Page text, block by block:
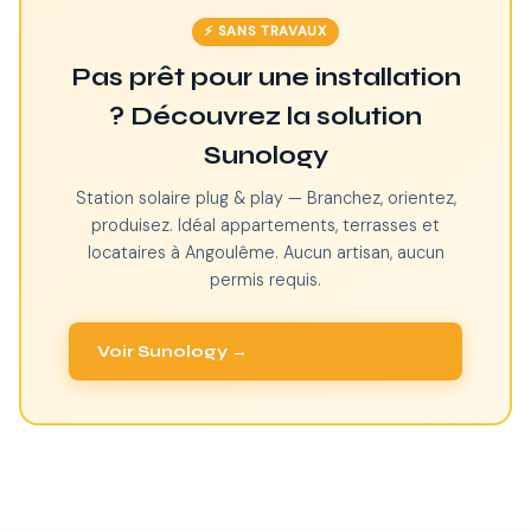
⚡ SANS TRAVAUX
Pas prêt pour une installation
? Découvrez la solution
Sunology
Station solaire plug & play — Branchez, orientez,
produisez. Idéal appartements, terrasses et
locataires à Angoulême. Aucun artisan, aucun
permis requis.
Voir Sunology →